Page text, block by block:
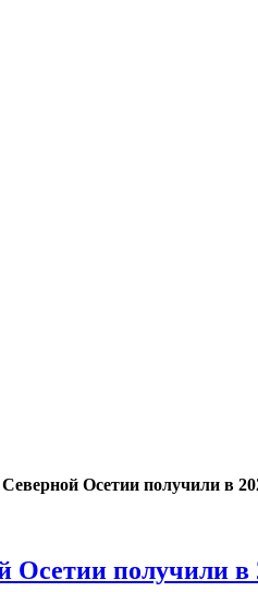
Осетии получили в
получили в